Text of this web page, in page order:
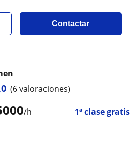
Contactar
/h 1ª clase gratis
(6 valoraciones)